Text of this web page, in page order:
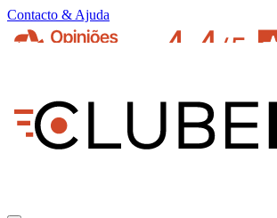
Contacto & Ajuda